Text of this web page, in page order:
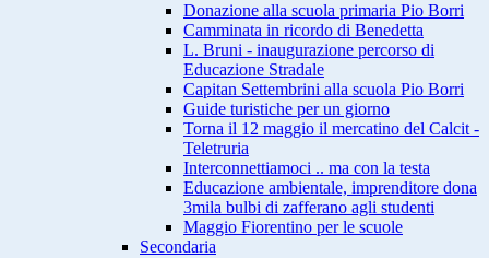
Donazione alla scuola primaria Pio Borri
Camminata in ricordo di Benedetta
L. Bruni - inaugurazione percorso di
Educazione Stradale
Capitan Settembrini alla scuola Pio Borri
Guide turistiche per un giorno
Torna il 12 maggio il mercatino del Calcit -
Teletruria
Interconnettiamoci .. ma con la testa
Educazione ambientale, imprenditore dona
3mila bulbi di zafferano agli studenti
Maggio Fiorentino per le scuole
Secondaria